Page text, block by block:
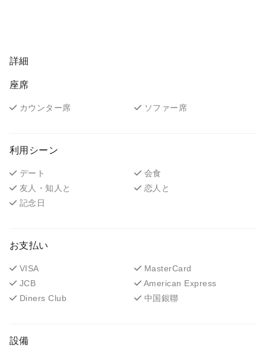
詳細
座席
カウンター席 ソファー席
利用シーン
デート
会食
友人・知人と
恋人と
記念日
お支払い
VISA
MasterCard
JCB
American Express
Diners Club
中国銀聯
設備